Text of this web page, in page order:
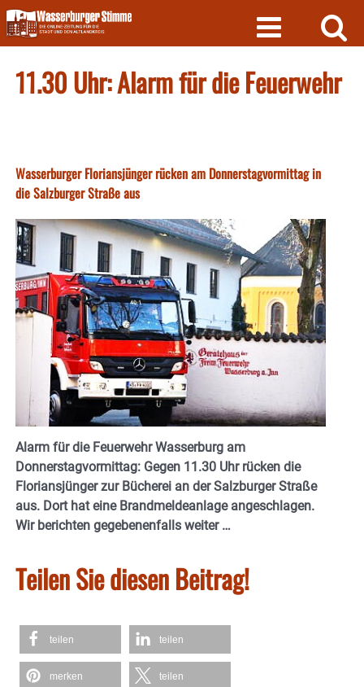
Skip
to
content
11.30 Uhr: Alarm für die Feuerwehr
Wasserburger Floriansjünger rücken am Donnerstagvormittag in
die Salzburger Straße aus
Alarm für die Feuerwehr Wasserburg am
Donnerstagvormittag: Gegen 11.30 Uhr rücken die
Floriansjünger zur Bücherei an der Salzburger Straße
aus. Dort hat eine Brandmeldeanlage angeschlagen.
Wir berichten gegebenenfalls weiter …
Teilen Sie diesen Beitrag!
teilen teilen
merken teilen